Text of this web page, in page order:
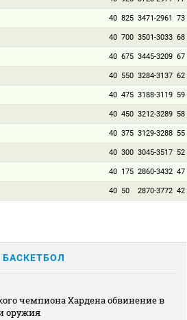
40 825 3471-2961 73
40 700 3501-3033 68
40 675 3445-3209 67
40 550 3284-3137 62
40 475 3188-3119 59
40 450 3212-3289 58
40 375 3129-3288 55
40 300 3045-3517 52
40 175 2860-3432 47
40 50 2870-3772 42
БАСКЕТБОЛ
чемпиона Хардена обвинение в
оружия